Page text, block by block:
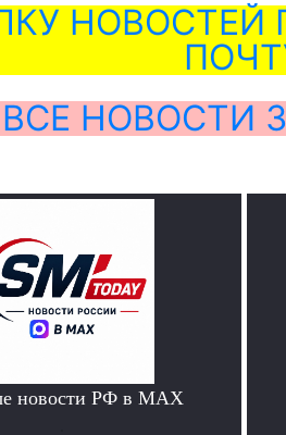
НОВОСТЕЙ
ВСЕ НОВОСТИ
новости РФ в MAX